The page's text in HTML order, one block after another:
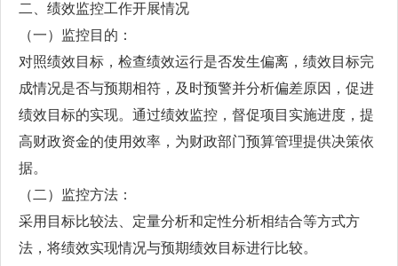
二、绩效监控工作开展情况
（一）监控目的：
对照绩效目标，检查绩效运行是否发生偏离，绩效目标完
成情况是否与预期相符，及时预警并分析偏差原因，促进
绩效目标的实现。通过绩效监控，督促项目实施进度，提
高财政资金的使用效率，为财政部门预算管理提供决策依
据。
（二）监控方法：
采用目标比较法、定量分析和定性分析相结合等方式方
法，将绩效实现情况与预期绩效目标进行比较。